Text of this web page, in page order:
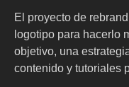
El proyecto de
logotipo para hacerlo
objetivo, una
contenido y tutoriales